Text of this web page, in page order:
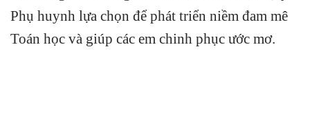
Phụ huynh lựa chọn để phát triển niềm đam mê
Toán học và giúp các em chinh phục ước mơ.